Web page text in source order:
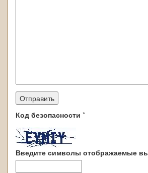
Код безопасности *
Введите символы отображаемые